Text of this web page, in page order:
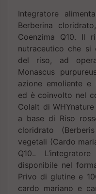
Integratore
Berberina
Coenzima Q10. Il
nutraceutico che si
del riso, ad
Monascus
azione emoliente e
ed è coinvolto nel
Colalt di
a base di Riso
cloridrato
vegetali (Cardo
Q10..
disponibile nel
Privo di glutine e
cardo mariano e